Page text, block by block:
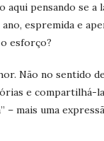
pensando se a
espremida e
esforço?
Não no sentido
e compartilhá-
mais uma